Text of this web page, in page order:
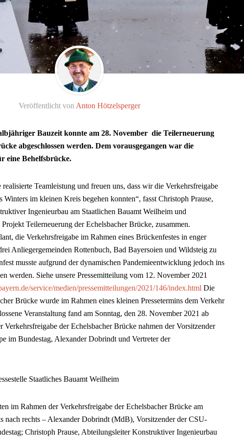
Veröffentlicht von Anton Hötzelsperger
Bauzeit konnte am 28. November die Teilerneuerung
abgeschlossen werden. Dem vorausgegangen war die
eine Behelfsbrücke.
Teamleistung und freuen uns, dass wir die Verkehrsfreigabe
Winters im kleinen Kreis begehen konnten“, fasst Christoph Prause,
Ingenieurbau am Staatlichen Bauamt Weilheim und
Teilerneuerung der Echelsbacher Brücke, zusammen.
die Verkehrsfreigabe im Rahmen eines Brückenfestes in enger
Anliegergemeinden Rottenbuch, Bad Bayersoien und Wildsteig zu
musste aufgrund der dynamischen Pandemieentwicklung jedoch ins
werden. Siehe unsere Pressemitteilung vom 12. November 2021
service/medien/pressemitteilungen/2021/146/index.html Die
Brücke wurde im Rahmen eines kleinen Pressetermins dem Verkehr
Veranstaltung fand am Sonntag, den 28. November 2021 ab
Verkehrsfreigabe der Echelsbacher Brücke nahmen der Vorsitzender
im Bundestag, Alexander Dobrindt und Vertreter der
Staatliches Bauamt Weilheim
im Rahmen der Verkehrsfreigabe der Echelsbacher Brücke am
nach rechts – Alexander Dobrindt (MdB), Vorsitzender der CSU-
Christoph Prause, Abteilungsleiter Konstruktiver Ingenieurbau